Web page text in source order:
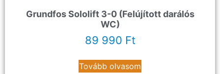
Grundfos Sololift 3-0 (Felújított darálós
WC)
89 990 Ft
Tovább olvasom